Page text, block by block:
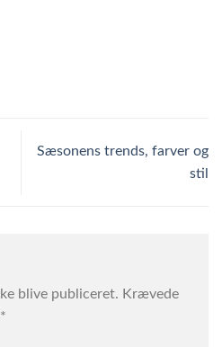
Sæsonens trends, farver og
stil
blive publiceret. Krævede
*